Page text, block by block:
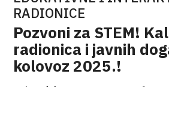
RADIONICE
Pozvoni za STEM!
radionica i javnih
kolovoz 2025.!